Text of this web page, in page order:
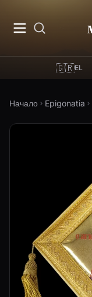
🇬🇷EL
Начало Epigonatia